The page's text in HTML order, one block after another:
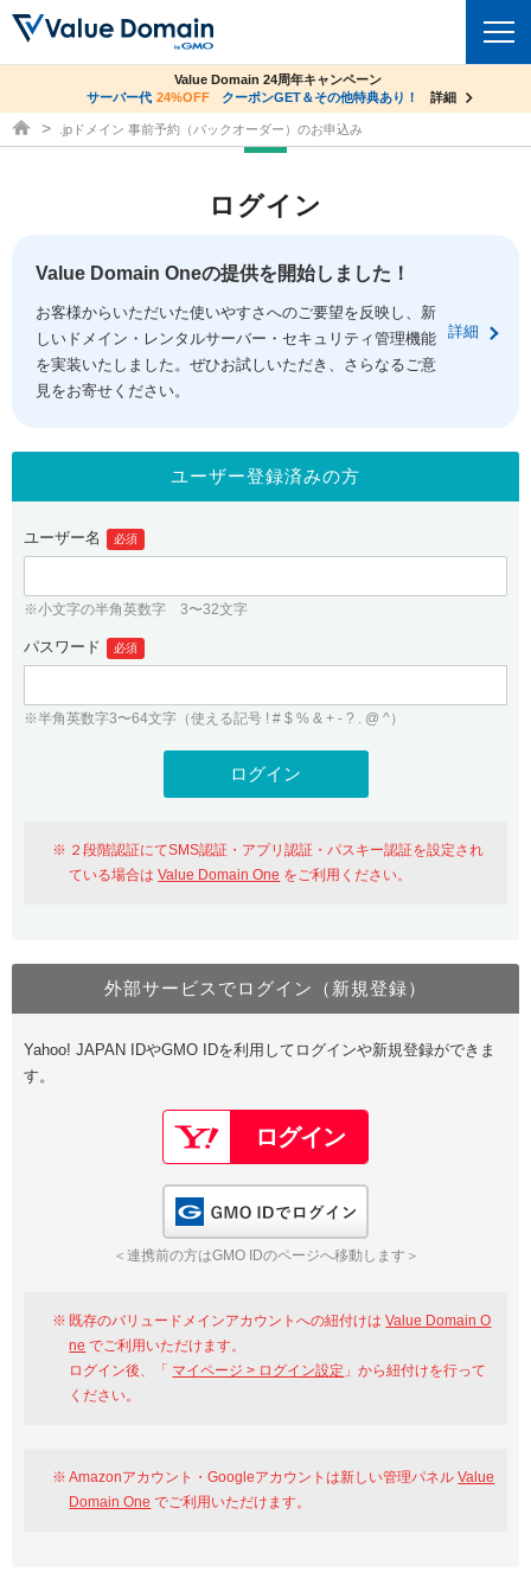
ドメイントップ
ドメイン移管
ドメイン価格一覧
ドメイン一括検索
.jpドメインオークション
gTLDオークション NEW!
.jpドメインバックオーダー
プレミアムドメイン
人気ドメインの種類
WHOIS検索
コアサーバー
バリューサーバー
XREA
セキュリティトップ
Value Domain ネットde診断
SSL証明書
サービストップ
お得意様割引
紹介制度
バリュードメインAPI
ドメイン・ホスティングOEM
facebook
ログイン
従来のバリュードメインをご利用希望の方
Value Domainにログイン
おすすめ One レンタルサーバーを含む最新の機能を使う方
Value Domain Oneにログイン
Google
GMO ID Amazon
※AmazonはValue Domain Oneのログイン画面へ遷移します
ユーザー登録
Value Domain Oneアカウント作成
以下でも登録可能
Google Yahoo!
GMO ID
co.jpドメイン✕コアサーバーV2ビジネス応援キャンペーン
サーバー料金1年間無料
詳細
Value Domain 24周年キャンペーン
サーバー代 24%OFF クーポンGET＆その他特典あり！ 詳細
ドメイン取得ならバリュードメイン
.jpドメイン 事前予約（バックオーダー）のお申込み
ログイン
Value Domain Oneの提供を開始しました！
お客様からいただいた使いやすさへのご要望を反映し、新
しいドメイン・レンタルサーバー・セキュリティ管理機能
を実装いたしました。ぜひお試しいただき、さらなるご意
見をお寄せください。
詳細
ユーザー登録済みの方
ユーザー名 必須
※小文字の半角英数字 3〜32文字
パスワード 必須
※半角英数字3〜64文字（使える記号 ! # $ % & + - ? . @ ^）
２段階認証にてSMS認証・アプリ認証・パスキー認証を設定され
ている場合はValue Domain One をご利用ください。
外部サービスでログイン（新規登録）
Yahoo! JAPAN IDやGMO IDを利用してログインや新規登録ができま
す。
＜連携前の方はGMO IDのページへ移動します＞
既存のバリュードメインアカウントへの紐付けはValue Domain O
ne でご利用いただけます。
ログイン後、「 マイページ > ログイン設定 」から紐付けを行って
ください。
Amazonアカウント・Googleアカウントは新しい管理パネルValue
Domain One でご利用いただけます。